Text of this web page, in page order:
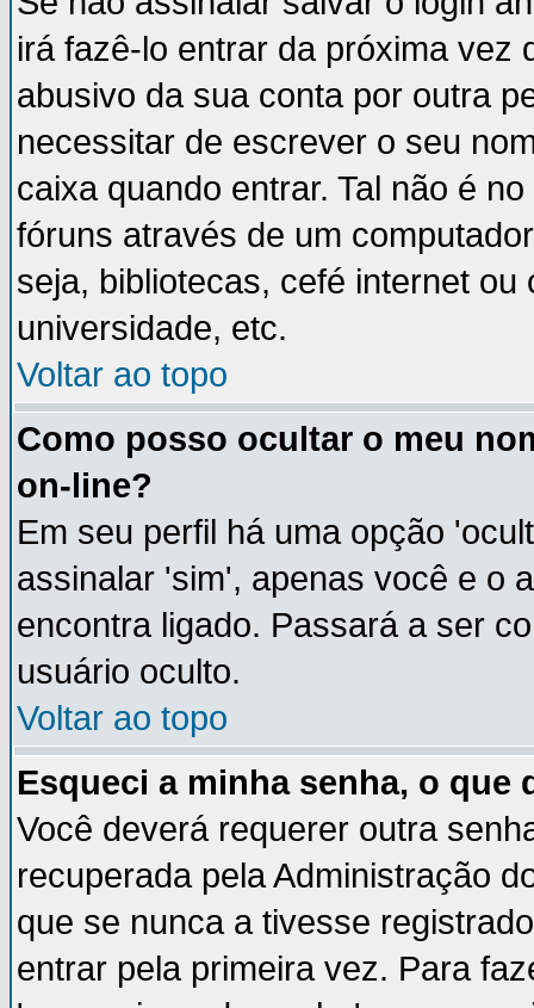
irá fazê-lo entrar da próxima vez
abusivo da sua conta por outra
necessitar de escrever o seu
caixa quando entrar. Tal não é
fóruns através de um
seja, bibliotecas, cefé internet
universidade, etc.
Voltar ao topo
Como posso ocultar o meu
on-line?
Em seu perfil há uma opção
assinalar 'sim', apenas você e o
encontra ligado. Passará a ser
usuário oculto.
Voltar ao topo
Esqueci a minha senha, o que
Você deverá requerer outra
recuperada pela Administração
que se nunca a tivesse
entrar pela primeira vez. Para